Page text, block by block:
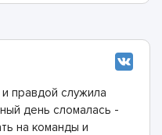
правдой служила
день сломалась -
на команды и